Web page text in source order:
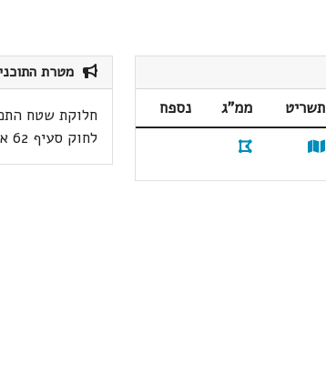
תשריט ממ"ג
נספח
מטרת
לחוק סעיף 62 א (א)1.